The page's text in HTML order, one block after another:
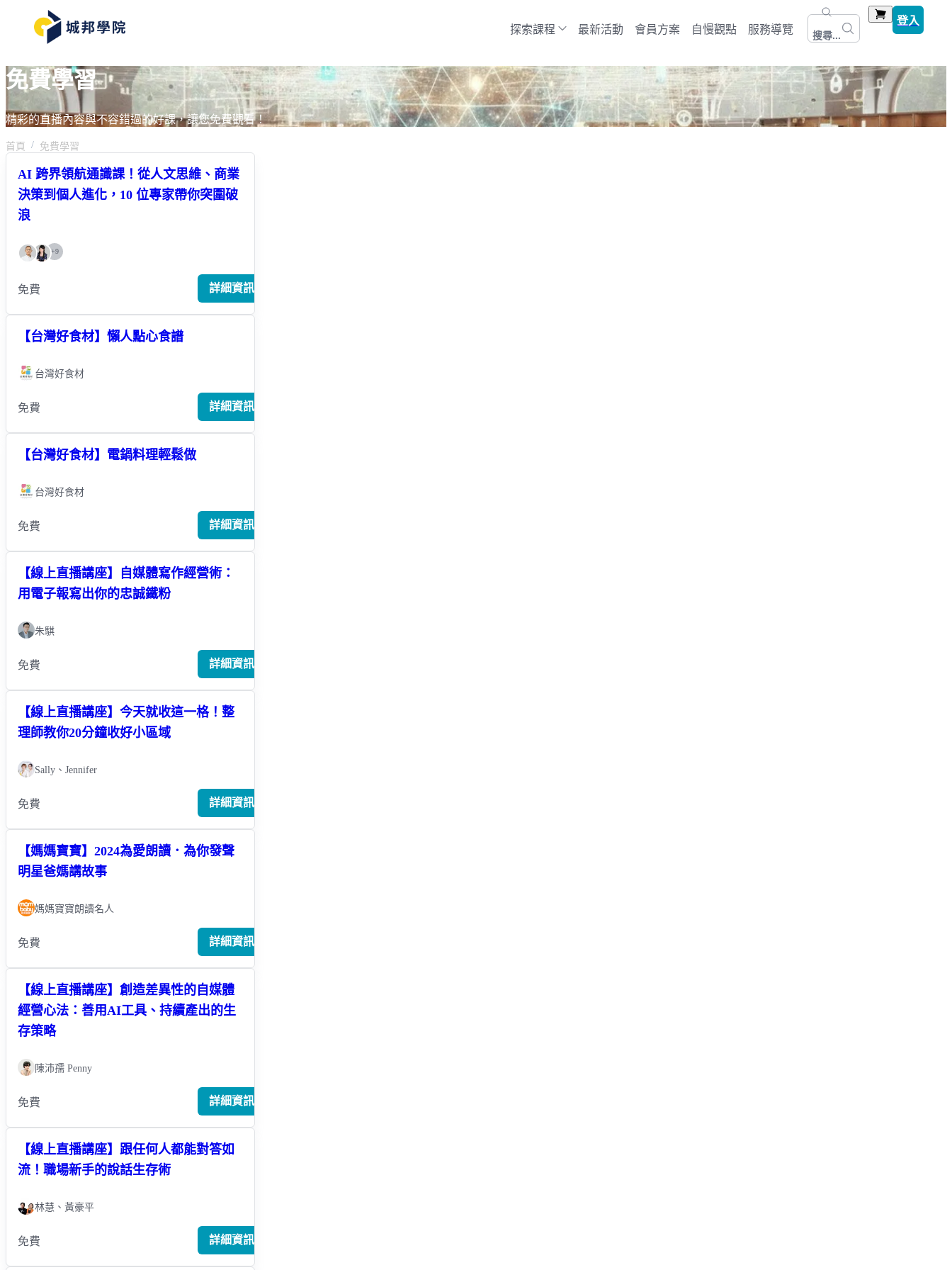
探索課程 最新活動 會員方案 自慢觀點 服務導覽 搜尋...
登入
免費學習
精彩的直播內容與不容錯過的好課，讓您免費觀看！
首頁 免費學習
AI 跨界領航通識課！從人文思維、商業
決策到個人進化，10 位專家帶你突圍破
浪
+9
免費 詳細資訊
【台灣好食材】懶人點心食譜
台灣好食材
免費 詳細資訊
【台灣好食材】電鍋料理輕鬆做
台灣好食材
免費 詳細資訊
【線上直播講座】自媒體寫作經營術：
用電子報寫出你的忠誠鐵粉
朱騏
免費 詳細資訊
【線上直播講座】今天就收這一格！整
理師教你20分鐘收好小區域
Sally、Jennifer
免費 詳細資訊
【媽媽寶寶】2024為愛朗讀．為你發聲
明星爸媽講故事
媽媽寶寶朗讀名人
免費 詳細資訊
【線上直播講座】創造差異性的自媒體
經營心法：善用AI工具、持續產出的生
存策略
陳沛孺 Penny
免費 詳細資訊
【線上直播講座】跟任何人都能對答如
流！職場新手的說話生存術
林慧、黃豪平
免費 詳細資訊